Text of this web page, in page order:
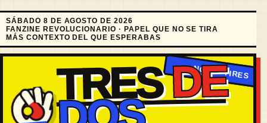
SÁBADO 8 DE AGOSTO DE 2026
FANZINE REVOLUCIONARIO · PAPEL QUE NO SE TIRA
MÁS CONTEXTO DEL QUE ESPERABAS
TRESDE